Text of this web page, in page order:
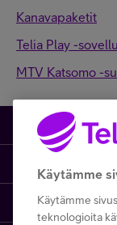
Kanavapaketit
Telia Play -
MTV Katsomo -
Kauppa
Puhelinliittymät
Tarjoukset
Asiakastuki
Käytämme
Käytämme
teknologioita